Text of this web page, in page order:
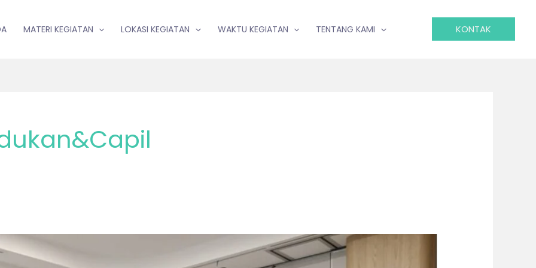
MATERI KEGIATAN LOKASI KEGIATAN WAKTU KEGIATAN TENTANG KAMI KONTAK